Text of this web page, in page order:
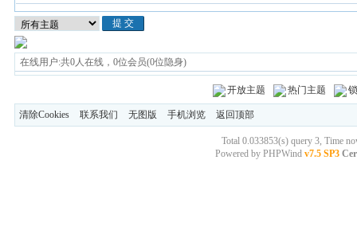
在线用户:共0人在线，0位会员(0位隐身)
开放主题 热门主题
清除Cookies 联系我们 无图版 手机浏览 返回顶部
Total 0.033853(s) query 3, Time
Powered byPHPWind v7.5 SP3